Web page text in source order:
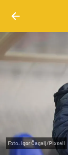
Foto: Igor Čagalj/Pixsell